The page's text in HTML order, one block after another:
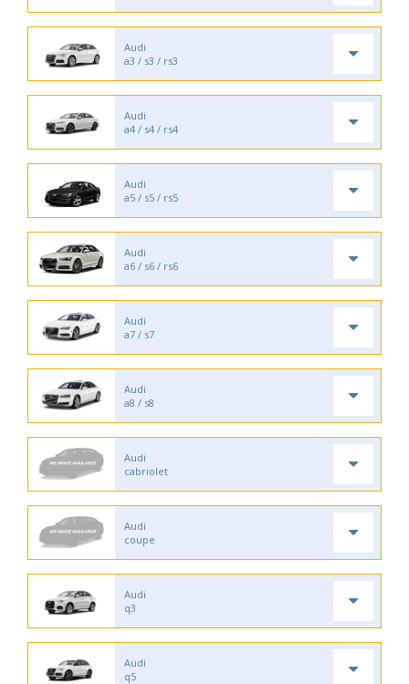
Audi
a3 / s3 / rs3
Audi
a4 / s4 / rs4
Audi
a5 / s5 / rs5
Audi
a6 / s6 / rs6
Audi
a7 / s7
Audi
a8 / s8
Audi
cabriolet
Audi
coupe
Audi
q3
Audi
q5